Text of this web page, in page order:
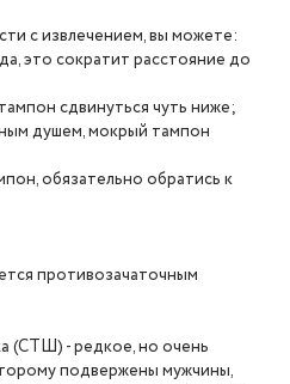
с извлечением, вы можете:
это сократит расстояние до
сдвинуться чуть ниже;
душем, мокрый тампон
обязательно обратись к
противозачаточным
(СТШ) - редкое, но очень
подвержены мужчины,